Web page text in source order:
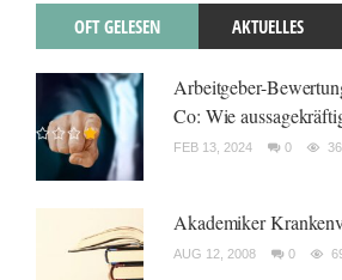
OFT GELESEN AKTUELLES
Arbeitgeber-
Co: Wie
FEB 13, 2024 0
Akademiker
AUG 12, 2008 0